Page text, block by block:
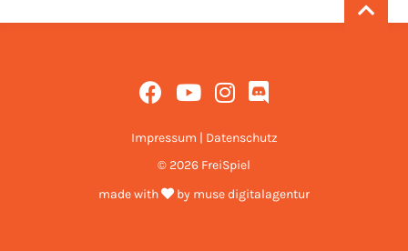
Impressum | Datenschutz
© 2026 FreiSpiel
made with
by muse digitalagentur